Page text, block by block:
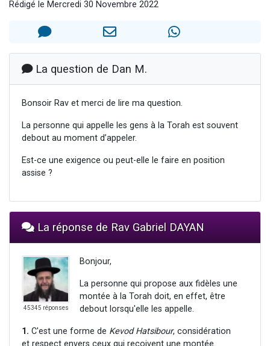
30 personnes viennent de faire un don pour Sauvez la jambe de Yohan
12 nouvelles musiques dans Torah-Box Music
29 personnes viennent de demander une bénédiction
Rédigé le Mercredi 30 Novembre 2022
La question de Dan M.
Bonsoir Rav et merci de lire ma question.
La personne qui appelle les gens à la Torah est souvent
debout au moment d’appeler.
Est-ce une exigence ou peut-elle le faire en position
assise ?
La réponse de Rav Gabriel DAYAN
45345 réponses
Bonjour,
La personne qui propose aux fidèles une
montée à la Torah doit, en effet, être
debout lorsqu'elle les appelle.
1. C'est une forme de Kevod Hatsibour, considération